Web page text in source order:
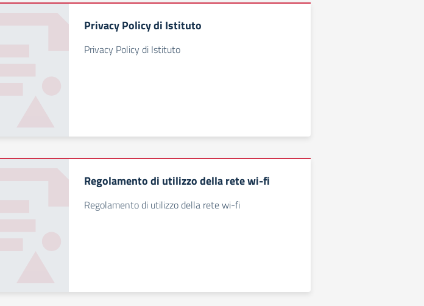
Privacy Policy di Istituto
Privacy Policy di Istituto
Regolamento di utilizzo della rete wi-fi
Regolamento di utilizzo della rete wi-fi